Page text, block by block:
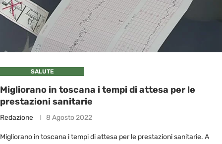
SALUTE
Migliorano in toscana i tempi di attesa per le
prestazioni sanitarie
Redazione 8 Agosto 2022
Migliorano in toscana i tempi di attesa per le prestazioni sanitarie. A